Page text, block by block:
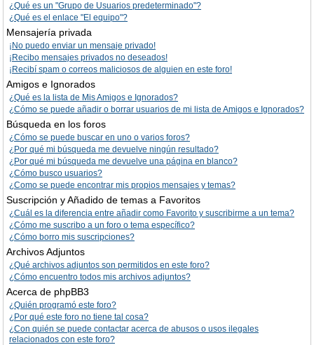
¿Qué es un "Grupo de Usuarios predeterminado"?
¿Qué es el enlace "El equipo"?
Mensajería privada
¡No puedo enviar un mensaje privado!
¡Recibo mensajes privados no deseados!
¡Recibí spam o correos maliciosos de alguien en este foro!
Amigos e Ignorados
¿Qué es la lista de Mis Amigos e Ignorados?
¿Cómo se puede añadir o borrar usuarios de mi lista de Amigos e Ignorados?
Búsqueda en los foros
¿Cómo se puede buscar en uno o varios foros?
¿Por qué mi búsqueda me devuelve ningún resultado?
¿Por qué mi búsqueda me devuelve una página en blanco?
¿Cómo busco usuarios?
¿Como se puede encontrar mis propios mensajes y temas?
Suscripción y Añadido de temas a Favoritos
¿Cuál es la diferencia entre añadir como Favorito y suscribirme a un tema?
¿Cómo me suscribo a un foro o tema específico?
¿Cómo borro mis suscripciones?
Archivos Adjuntos
¿Qué archivos adjuntos son permitidos en este foro?
¿Cómo encuentro todos mis archivos adjuntos?
Acerca de phpBB3
¿Quién programó este foro?
¿Por qué este foro no tiene tal cosa?
¿Con quién se puede contactar acerca de abusos o usos ilegales
relacionados con este foro?